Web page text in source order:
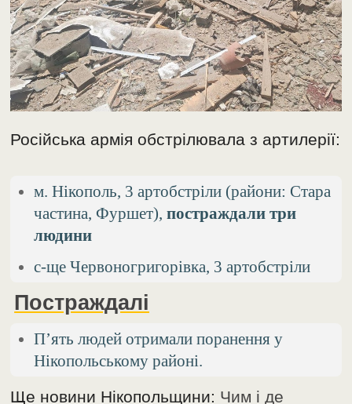
Російська армія обстрілювала з артилерії:
м. Нікополь, 3 артобстріли (райони: Стара
частина, Фуршет),постраждали три
людини
с-ще Червоногригорівка, 3 артобстріли
Постраждалі
П’ять людей отримали поранення у
Нікопольському районі.
Ще новини Нікопольщини: Чим і де